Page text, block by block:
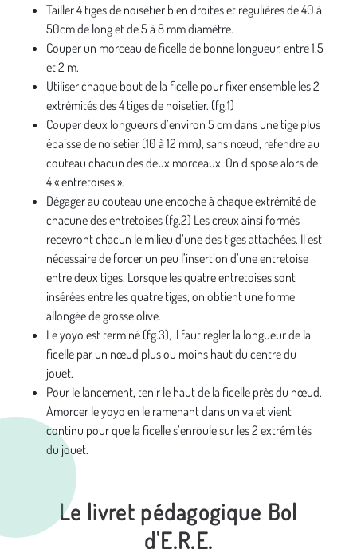
Tailler 4 tiges de noisetier bien droites et régulières de 40 à
50cm de long et de 5 à 8 mm diamètre.
Couper un morceau de ficelle de bonne longueur, entre 1,5
et 2 m.
Utiliser chaque bout de la ficelle pour fixer ensemble les 2
extrémités des 4 tiges de noisetier. (fg.1)
Couper deux longueurs d’environ 5 cm dans une tige plus
épaisse de noisetier (10 à 12 mm), sans nœud, refendre au
couteau chacun des deux morceaux. On dispose alors de
4 « entretoises ».
Dégager au couteau une encoche à chaque extrémité de
chacune des entretoises (fg.2) Les creux ainsi formés
recevront chacun le milieu d’une des tiges attachées. Il est
nécessaire de forcer un peu l’insertion d’une entretoise
entre deux tiges. Lorsque les quatre entretoises sont
insérées entre les quatre tiges, on obtient une forme
allongée de grosse olive.
Le yoyo est terminé (fg.3), il faut régler la longueur de la
ficelle par un nœud plus ou moins haut du centre du
jouet.
Pour le lancement, tenir le haut de la ficelle près du nœud.
Amorcer le yoyo en le ramenant dans un va et vient
continu pour que la ficelle s’enroule sur les 2 extrémités
du jouet.
Le livret pédagogique Bol
d'E.R.E.